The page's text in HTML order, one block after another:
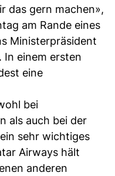
das gern machen»,
am Rande eines
Ministerpräsident
In einem ersten
eine
bei
als auch bei der
sehr wichtiges
Airways hält
anderen